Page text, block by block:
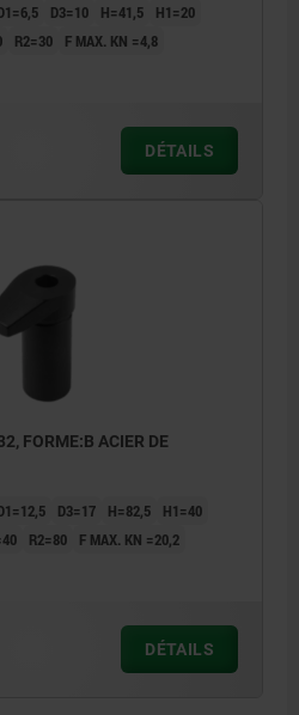
D3=10 H=41,5
H1=20
R2=30 F MAX. KN =4,8
DÉTAILS
FORME:B ACIER DE
D3=17 H=82,5
H1=40
R2=80 F MAX. KN =20,2
DÉTAILS